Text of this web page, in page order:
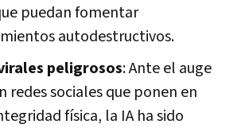
puedan fomentar
autodestructivos.
peligrosos: Ante el auge
redes sociales que ponen en
física, la IA ha sido